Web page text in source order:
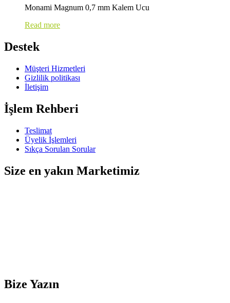
Monami Magnum 0,7 mm Kalem Ucu
Read more
Destek
Müşteri Hizmetleri
Gizlilik politikası
İletişim
İşlem Rehberi
Teslimat
Üyelik İşlemleri
Sıkça Sorulan Sorular
Size en yakın Marketimiz
Bize Yazın